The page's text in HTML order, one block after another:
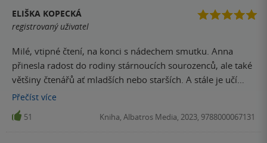
ELIŠKA KOPECKÁ
registrovaný uživatel
Milé, vtipné čtení, na konci s nádechem smutku. Anna
přinesla radost do rodiny stárnoucích sourozenců, ale také
většiny čtenářů ať mladších nebo starších. A stále je učí
dívat se kolem sebe, vnímat krásu přírody, uzavírat
přátelství, radovat se bez výhrad. Knihu posouvám na
přečtení k dceři, je ve věku Anny, když přišla do Zeleného
Přečíst více
51 Kniha, Albatros Media, 2023, 9788000067131